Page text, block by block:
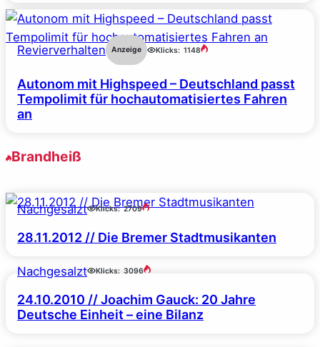
Revierverhalten Anzeige Klicks: 1148
Autonom mit Highspeed – Deutschland passt
Tempolimit für hochautomatisiertes Fahren
an
Brandheiß
Nachgesalzt Klicks: 2709
28.11.2012 // Die Bremer Stadtmusikanten
Nachgesalzt Klicks: 3096
24.10.2010 // Joachim Gauck: 20 Jahre
Deutsche Einheit – eine Bilanz